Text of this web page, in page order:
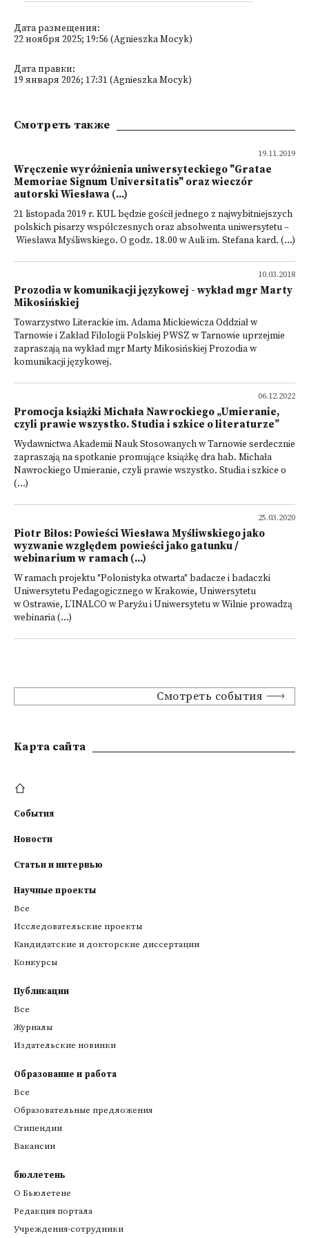
Дата размещения:
22 ноября 2025; 19:56 (Agnieszka Mocyk)
Дата правки:
19 января 2026; 17:31 (Agnieszka Mocyk)
Смотреть также
19.11.2019
Wręczenie wyróżnienia uniwersyteckiego "Gratae
Memoriae Signum Universitatis" oraz wieczór
autorski Wiesława (...)
21 listopada 2019 r. KUL będzie gościł jednego z najwybitniejszych
polskich pisarzy współczesnych oraz absolwenta uniwersytetu –
Wiesława Myśliwskiego. O godz. 18.00 w Auli im. Stefana kard. (...)
10.03.2018
Prozodia w komunikacji językowej - wykład mgr Marty
Mikosińskiej
Towarzystwo Literackie im. Adama Mickiewicza Oddział w
Tarnowie i Zakład Filologii Polskiej PWSZ w Tarnowie uprzejmie
zapraszają na wykład mgr Marty Mikosińskiej Prozodia w
komunikacji językowej.
06.12.2022
Promocja książki Michała Nawrockiego „Umieranie,
czyli prawie wszystko. Studia i szkice o literaturze”
Wydawnictwa Akademii Nauk Stosowanych w Tarnowie serdecznie
zapraszają na spotkanie promujące książkę dra hab. Michała
Nawrockiego Umieranie, czyli prawie wszystko. Studia i szkice o
(...)
25.03.2020
Piotr Biłos: Powieści Wiesława Myśliwskiego jako
wyzwanie względem powieści jako gatunku /
webinarium w ramach (...)
W ramach projektu "Polonistyka otwarta" badacze i badaczki
Uniwersytetu Pedagogicznego w Krakowie, Uniwersytetu
w Ostrawie, L’INALCO w Paryżu i Uniwersytetu w Wilnie prowadzą
webinaria (...)
Смотреть события
Kарта сайта
События
Новости
Статьи и интервью
Научные проекты
Все
Исследовательские проекты
Кандидатские и докторские диссертации
Конкурсы
Публикации
Все
Журналы
Издательские новинки
Образование и работа
Все
Образовательные предложения
Стипендии
Вакансии
бюллетень
О Бьюлетене
Редакция портала
Учреждения-сотрудники